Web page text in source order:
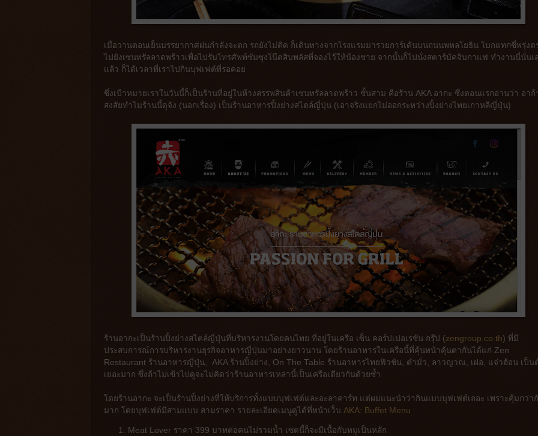
เมื่อวานตอนเย็นบรรยากาศฝนกำลังจะตก รถยังไม่ติด ก็เดินทางจากโรงแรมมารวยการ์เด้นบนถนนพหลโยธิน โบกแทกซี่พรุ่งต
ไปยังเซนทรัลลาดพร้าวเพื่อไปรับโทรศัพท์ซัมซุงโน๊ตสิบพลัสที่จองไว้ให้น้องชาย จากนั้นก็ไปนั่งสตาร์บัคจิบกาแฟ ทำงานนี่นั่นเ
แล้ว ก็ได้เวลาที่เราไปกินบุฟเฟต์ที่รอคอย
ซึ่งเป้าหมายเราในวันนี้ก็เป็นร้านที่อยู่ในห้างสรรพสินค้าเซนทรัลลาดพร้าว ชั้นสาม คือร้าน AKA อากะ ซึ่งตอนแรกอ่านว่า อาก้
สงสัยทำไมร้านนี้ดุจัง (นอกเรื่อง) เป็นร้านอาหารปิ้งย่างสไตล์ญี่ปุ่น (เอาจริงแยกไม่ออกระหว่างปิ้งย่างไทยเกาหลีญี่ปุ่น)
ร้านอากะเป็นร้านปิ้งย่างสไตล์ญี่ปุ่นที่บริหารงานโดยคนไทย ที่อยู่ในเครือ เซ็น คอร์ปเปอเรชัน กรุ๊ป (zengroup.co.th) ที่มี
ประสบการณ์การบริหารงานธุรกิจอาหารญี่ปุ่นมาอย่างยาวนาน โดยร้านอาหารในเครือนี้ที่คุ้นหน้าคุ้นตากันได้แก่ Zen
Restaurant ร้านอาหารญี่ปุ่น, AKA ร้านปิ้งย่าง, On The Table ร้านอาหารไทยฟิวชัน, ตำมั่ว, ลาวญวณ, เฝอ, แจ่วฮ้อน เป็น
เยอะมาก ซึ่งถ้าไม่เข้าไปดูจะไม่คิดว่าร้านอาหารเหล่านี้เป็นเครือเดียวกันด้วยซ้ำ
โดยร้านอากะ จะเป็นร้านปิ้งย่างที่ให้บริการทั้งแบบบุฟเฟต์และอะลาคาร์ท แต่ผมแนะนำว่ากินแบบบุฟเฟต์เถอะ เพราะคุ้มกว่า
มาก โดยบุฟเฟต์มีสามแบบ สามราคา รายละเอียดเมนูดูได้ที่หน้าเว็บ AKA: Buffet Menu
Meat Lover ราคา 399 บาทต่อคนไม่รวมน้ำ เซตนี้ก็จะมีเนื้อกับหมูเป็นหลัก